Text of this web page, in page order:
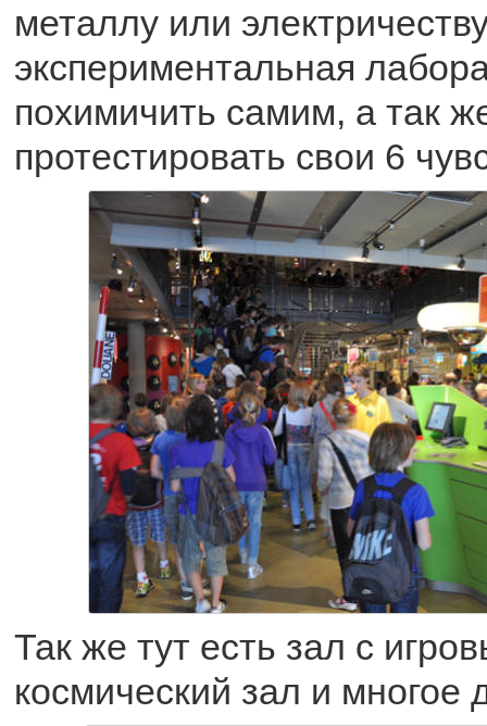
металлу или
экспериментальная
похимичить самим, а так
протестировать свои 6
Так же тут есть зал с
космический зал и многое